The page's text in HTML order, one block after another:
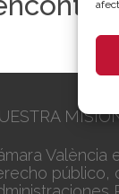
València
público,